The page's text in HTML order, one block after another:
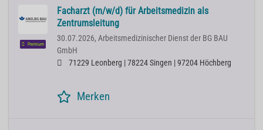
Premium
Facharzt (m/w/d) für Arbeitsmedizin als
Zentrumsleitung
30.07.2026, Arbeitsmedizinischer Dienst der BG BAU
GmbH
71229 Leonberg | 78224 Singen | 97204 Höchberg
Merken